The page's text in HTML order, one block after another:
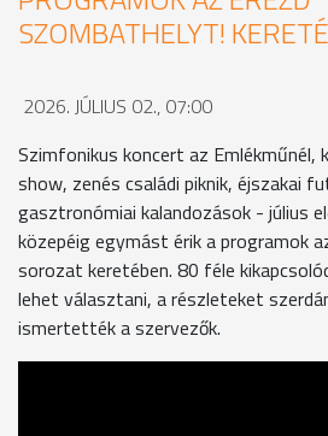
SZOMBATHELYT!
2026. JÚLIUS 02., 07:00
Szimfonikus koncert az Emlékműnél,
show, zenés családi piknik, éjszakai
gasztronómiai kalandozások - július
közepéig egymást érik a programok
sorozat keretében. 80 féle
lehet választani, a részleteket
ismertették a szervezők.